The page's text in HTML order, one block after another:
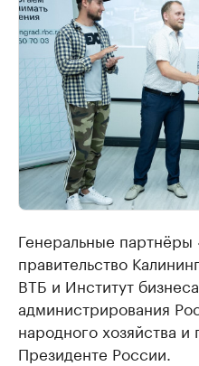
Генеральные
правительство
ВТБ и Институт
администрирования
народного хозяйства
Президенте России.